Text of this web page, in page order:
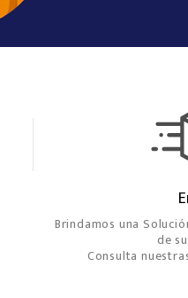
Brindamos una
de
Consulta